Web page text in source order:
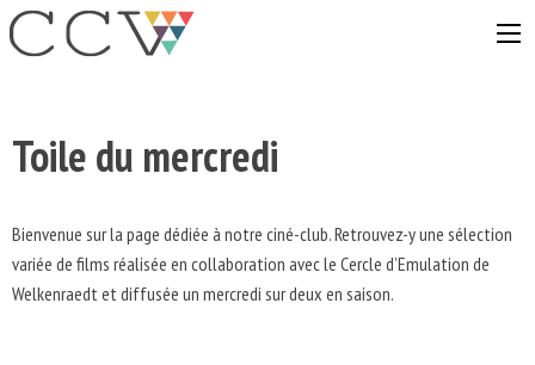
Aller
au
Toile du mercredi
Bienvenue sur la page dédiée à notre ciné-club. Retrouvez-y une sélection
variée de films réalisée en collaboration avec le Cercle d’Emulation de
Welkenraedt et diffusée un mercredi sur deux en saison.